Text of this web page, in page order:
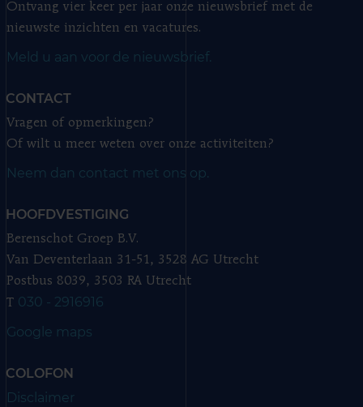
Ontvang vier keer per jaar onze nieuwsbrief met de
nieuwste inzichten en vacatures.
Meld u aan voor de nieuwsbrief.
CONTACT
Vragen of opmerkingen?
Of wilt u meer weten over onze activiteiten?
Neem dan contact met ons op.
HOOFDVESTIGING
Berenschot Groep B.V.
Van Deventerlaan 31-51, 3528 AG Utrecht
Postbus 8039, 3503 RA Utrecht
T 030 - 2916916
Google maps
COLOFON
Disclaimer